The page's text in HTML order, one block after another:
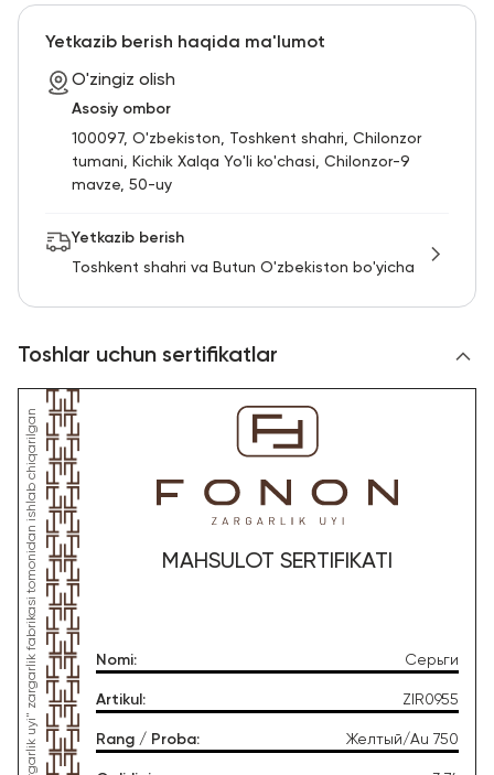
Yetkazib berish haqida ma'lumot
O'zingiz olish
Asosiy ombor
100097, O'zbekiston, Toshkent shahri, Chilonzor
tumani, Kichik Xalqa Yo'li ko'chasi, Chilonzor-9
mavze, 50-uy
Yetkazib berish
Toshkent shahri va Butun O'zbekiston bo'yicha
Toshlar uchun sertifikatlar
MAHSULOT SERTIFIKATI
Nomi: Серьги
Artikul : ZIR0955
Rang / Proba: Желтый/Au 750